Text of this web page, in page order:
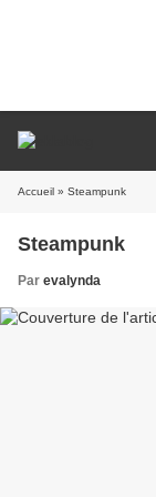
Accueil » Steampunk
Steampunk
Par evalynda